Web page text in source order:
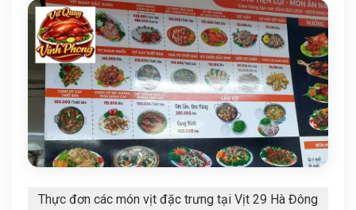
Thực đơn các món vịt đặc trưng tại Vịt 29 Hà Đông